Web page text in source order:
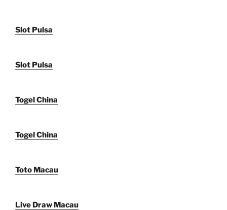
Slot Pulsa
Slot Pulsa
Togel China
Togel China
Toto Macau
Live Draw Macau